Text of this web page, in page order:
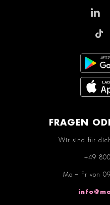
FRAGEN
Wir sind für
+49
Mo – Fr von